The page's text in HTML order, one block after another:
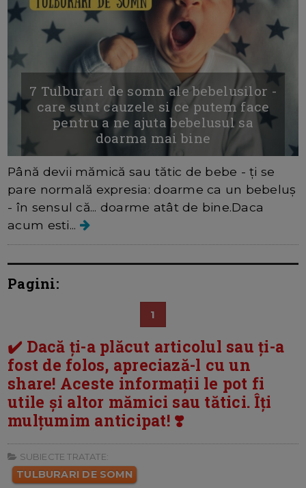
7 Tulburari de somn ale bebelusilor -
care sunt cauzele si ce putem face
pentru a ne ajuta bebelusul sa
doarma mai bine
Până devii mămică sau tătic de bebe - ți se
pare normală expresia: doarme ca un bebeluș
- în sensul că... doarme atât de bine.Daca
acum esti...
Pagini:
1
✔️ Dacă ți-a plăcut articolul sau ți-a
fost de folos, apreciază-l cu un
share! Aceste informații le pot fi
utile și altor mămici sau tătici. Îți
mulțumim anticipat! ❣️
SUBIECTE TRATATE:
TULBURARI DE SOMN